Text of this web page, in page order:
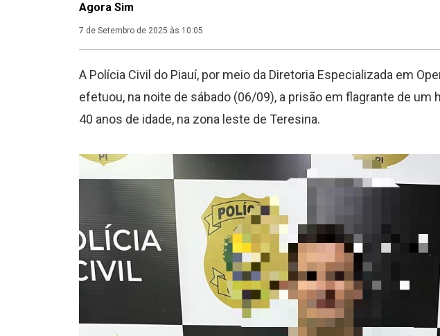
Agora Sim
7 de Setembro de 2025 às 10:05
A Polícia Civil do Piauí, por meio da Diretoria Especializada em
efetuou, na noite de sábado (06/09), a prisão em flagrante de um
40 anos de idade, na zona leste de Teresina.